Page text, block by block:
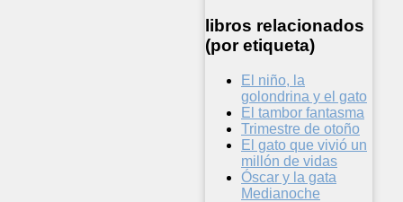
libros relacionados
(por etiqueta)
El niño, la
golondrina y el gato
El tambor fantasma
Trimestre de otoño
El gato que vivió un
millón de vidas
Óscar y la gata
Medianoche